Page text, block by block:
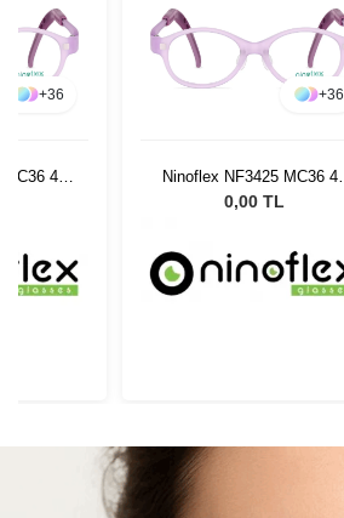
+36
40
+36
Ninoflex NF3425 MC36 40
14 128
0,00 TL